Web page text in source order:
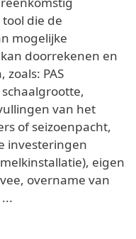
die de
mogelijke
doorrekenen en
PAS
van het
of seizoenpacht,
investeringen
eigen
overname van